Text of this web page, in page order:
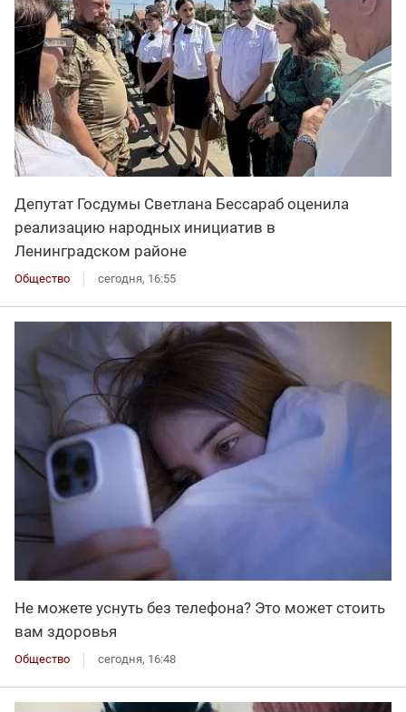
Депутат Госдумы Светлана Бессараб оценила
реализацию народных инициатив в
Ленинградском районе
Общество сегодня, 16:55
Не можете уснуть без телефона? Это может стоить
вам здоровья
Общество сегодня, 16:48